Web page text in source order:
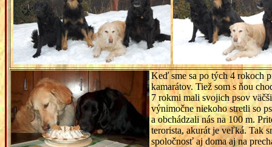
Keď sme sa po tých 4 rokoch
kamarátov. Tiež som s ňou
7 rokmi mali svojich psov
výnimočne niekoho stretli so
a obchádzali nás na 100 m.
terorista, akurát je veľká. Tak
spoločnosť aj doma aj na